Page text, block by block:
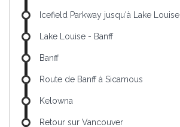
Icefield Parkway jusqu'à Lake Louise
Lake Louise - Banff
Banff
Route de Banff à Sicamous
Kelowna
Retour sur Vancouver